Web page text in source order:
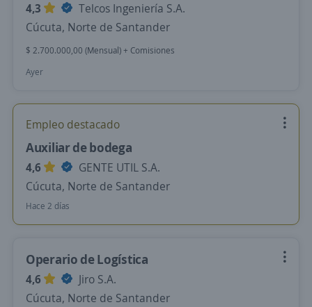
4,3
Telcos Ingeniería S.A.
Cúcuta, Norte de Santander
$ 2.700.000,00 (Mensual) + Comisiones
Ayer
Empleo destacado
Auxiliar de bodega
4,6
GENTE UTIL S.A.
Cúcuta, Norte de Santander
Hace 2 días
Operario de Logística
4,6
Jiro S.A.
Cúcuta, Norte de Santander